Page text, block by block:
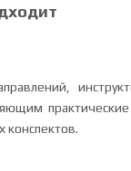
конспектов.